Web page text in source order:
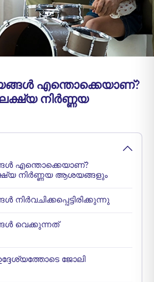
പ്രീമിയം അടയ്ക്കുക
എന്തൊക്കെയാണ്?
നിർണ്ണയ
എന്തൊക്കെയാണ്?
നിർണ്ണയ ആശയങ്ങളും
വെക്കുന്നത്
ജോലി